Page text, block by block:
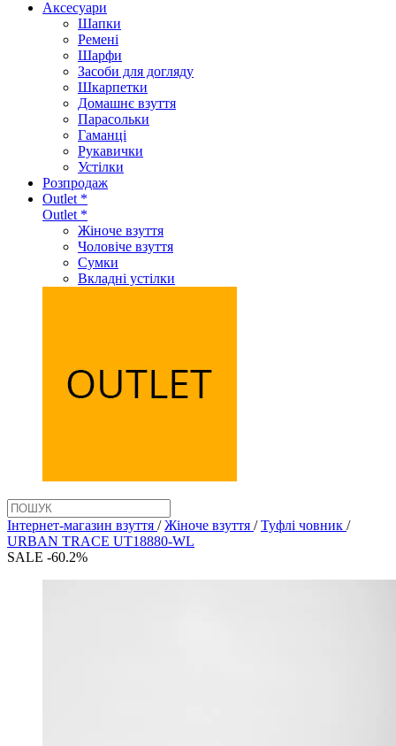
Аксеcуари
Шапки
Ремені
Шарфи
Засоби для догляду
Шкарпетки
Домашнє взуття
Парасольки
Гаманці
Рукавички
Устілки
Розпродаж
Outlet *
Outlet *
Жіноче взуття
Чоловіче взуття
Сумки
Вкладні устілки
Інтернет-магазин взуття / Жіноче взуття / Туфлі човник /
URBAN TRACE UT18880-WL
SALE -60.2%